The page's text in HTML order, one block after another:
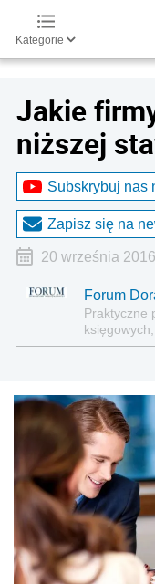
Kategorie
Jakie
niższej
Subskrybuj nas
Zapisz się na
20 września
Forum
Praktyczne
na